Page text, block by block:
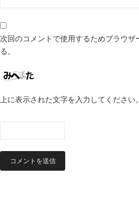
次回のコメントで使用するためブラウ
る。
上に表示された文字を入力してください。